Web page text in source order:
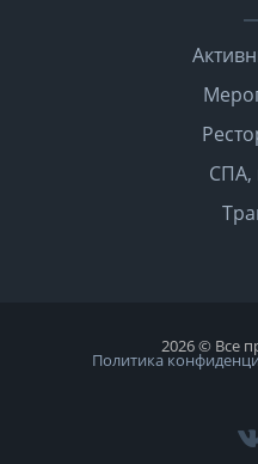
СПА,
2026 © Все
Политика